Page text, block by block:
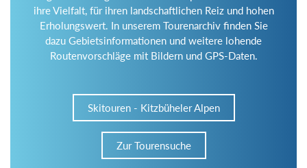
ihre Vielfalt, für ihren landschaftlichen Reiz und hohen
Erholungswert. In unserem Tourenarchiv finden Sie
dazu Gebietsinformationen und weitere lohende
Routenvorschläge mit Bildern und GPS-Daten.
Skitouren - Kitzbüheler Alpen
Zur Tourensuche